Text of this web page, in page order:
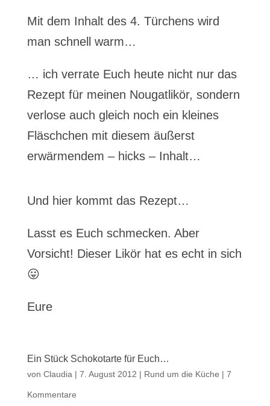
Mit dem Inhalt des 4. Türchens wird
man schnell warm…
… ich verrate Euch heute nicht nur das
Rezept für meinen Nougatlikör, sondern
verlose auch gleich noch ein kleines
Fläschchen mit diesem äußerst
erwärmendem – hicks – Inhalt…
Und hier kommt das Rezept…
Lasst es Euch schmecken. Aber
Vorsicht! Dieser Likör hat es echt in sich
😛
Eure
Ein Stück Schokotarte für Euch…
von Claudia | 7. August 2012 | Rund um die Küche | 7
Kommentare